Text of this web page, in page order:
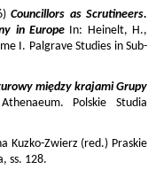
Councillors as Scrutineers.
in EuropeIn: Heinelt, H.,
I. Palgrave Studies in Sub-
między krajami Grupy
Polskie Studia
Kuzko-Zwierz (red.) Praskie
ss. 128.